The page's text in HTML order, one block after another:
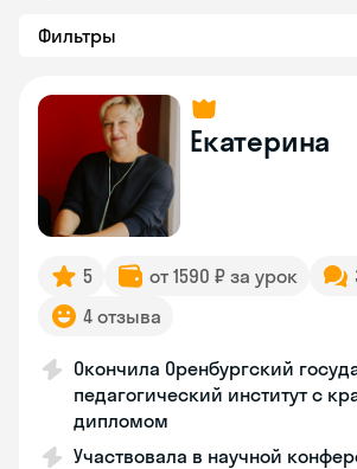
Фильтры
Екатерина
5 от 1590 ₽ за урок
4 отзыва
Окончила Оренбургский
педагогический институт с
дипломом
Участвовала в научной